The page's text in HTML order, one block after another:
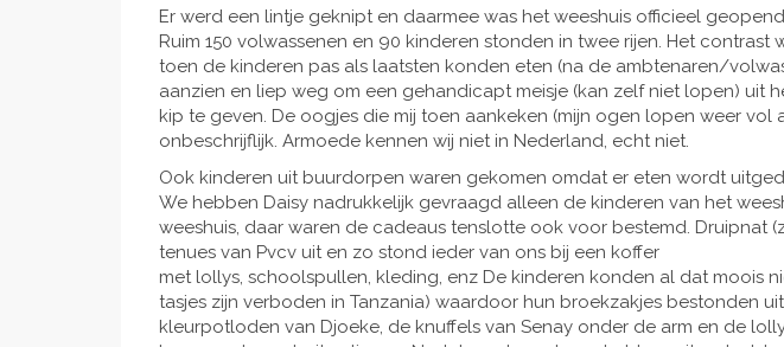
Er werd een lintje geknipt en daarmee was het weeshuis officieel
Ruim 150 volwassenen en 90 kinderen stonden in twee rijen. Het contrast
toen de kinderen pas als laatsten konden eten (na de ambtenaren/
aanzien en liep weg om een gehandicapt meisje (kan zelf niet lopen) uit
kip te geven. De oogjes die mij toen aankeken (mijn ogen lopen weer vol
onbeschrijflijk. Armoede kennen wij niet in Nederland, echt niet.
Ook kinderen uit buurdorpen waren gekomen omdat er eten wordt
We hebben Daisy nadrukkelijk gevraagd alleen de kinderen van het
weeshuis, daar waren de cadeaus tenslotte ook voor bestemd. Druipnat
tenues van Pvcv uit en zo stond ieder van ons bij een koffer
met lollys, schoolspullen, kleding, enz De kinderen konden al dat moois
tasjes zijn verboden in Tanzania) waardoor hun broekzakjes bestonden
kleurpotloden van Djoeke, de knuffels van Senay onder de arm en de